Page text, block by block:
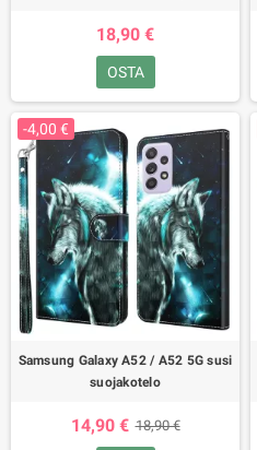
18,90 €
OSTA
-4,00 €
Samsung Galaxy A52 / A52 5G susi
suojakotelo
14,90 € 18,90 €